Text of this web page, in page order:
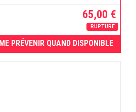
65,00 €
RUPTURE
ME PRÉVENIR QUAND DISPONIBLE